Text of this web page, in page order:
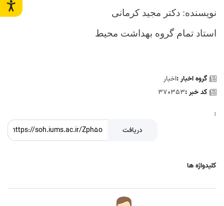
نویسنده: دکتر مجید کرمانی
استاد تمام گروه بهداشت محیط
گروه اخبار :اخبار
کد خبر :370353
:
دریافت
کلیدواژه ها